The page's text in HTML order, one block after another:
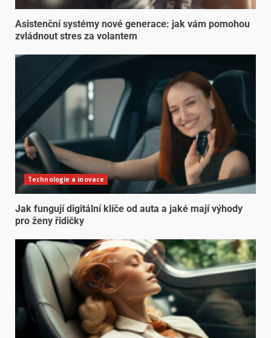
Asistenční systémy nové generace: jak vám pomohou
zvládnout stres za volantem
Technologie a inovace
Jak fungují digitální klíče od auta a jaké mají výhody
pro ženy řidičky